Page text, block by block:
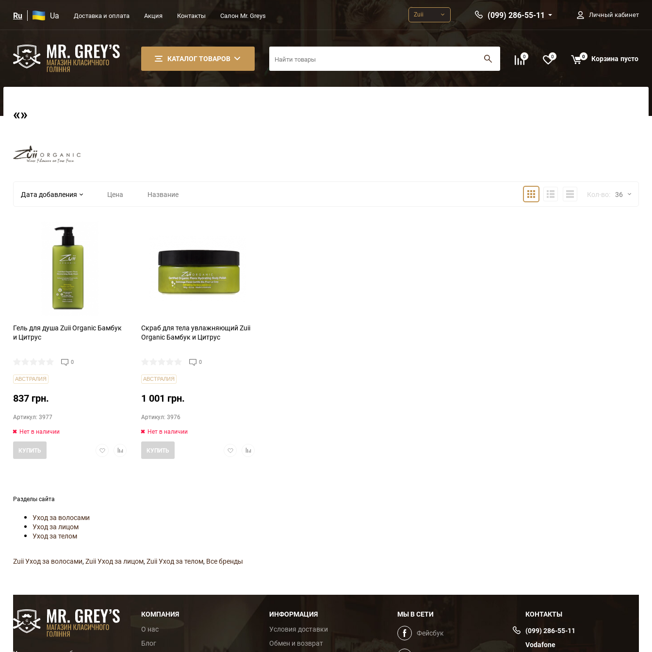
Ru Ua Доставка и оплата Акция Контакты Салон Mr. Greys Zuii (099) 286-55-11 Личный кабинет
КАТАЛОГ ТОВАРОВ 0 0 0 Корзина пусто
«»
Дата добавления Цена Название ПлиткаПодробноКомпактноКол-во: 36
Гель для душа Zuii Organic Бамбук
и Цитрус
0
АВСТРАЛИЯ
837 грн.
Артикул: 3977
Нет в наличии
ДобавитьДобавить
КУПИТЬ
Скраб для тела увлажняющий Zuii
Organic Бамбук и Цитрус
0
АВСТРАЛИЯ
1 001 грн.
Артикул: 3976
Нет в наличии
ДобавитьДобавить
КУПИТЬ
Разделы сайта
Уход за волосами
Уход за лицом
Уход за телом
Zuii Уход за волосами, Zuii Уход за лицом, Zuii Уход за телом, Все бренды
КОМПАНИЯ
О нас
Блог
ИНФОРМАЦИЯ
Условия доставки
Обмен и возврат
МЫ В СЕТИ
Фейсбук
КОНТАКТЫ
(099) 286-55-11
Vodafone